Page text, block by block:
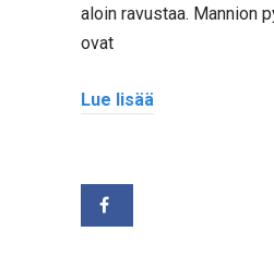
aloin ravustaa. Mannion
ovat
Lue lisää